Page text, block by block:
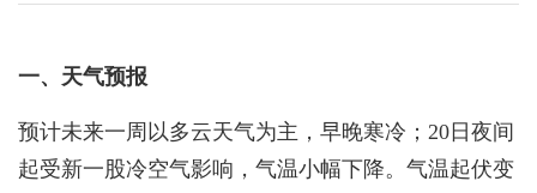
一、天气预报
预计未来一周以多云天气为主，早晚寒冷；20日夜间
起受新一股冷空气影响，气温小幅下降。气温起伏变